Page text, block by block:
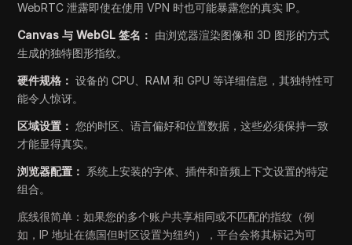
WebRTC 泄露即使在使用 VPN 时也可能暴露您的真实 IP。
Canvas 与 WebGL 签名： 由浏览器渲染图像和 3D 图形的方式
生成的独特图形指纹。
硬件规格： 设备的 CPU、RAM 和 GPU 等详细信息，其独特性可
能令人惊讶。
区域设置： 您的时区、语言偏好和位置数据，这些必须保持一致
才能显得真实。
浏览器配置： 系统上安装的字体、插件和音频上下文设置的特定
组合。
底线很简单：如果您的多个账户共享相同或不匹配的指纹（例
如，IP 地址在德国但时区设置为纽约），平台会将其标记为可